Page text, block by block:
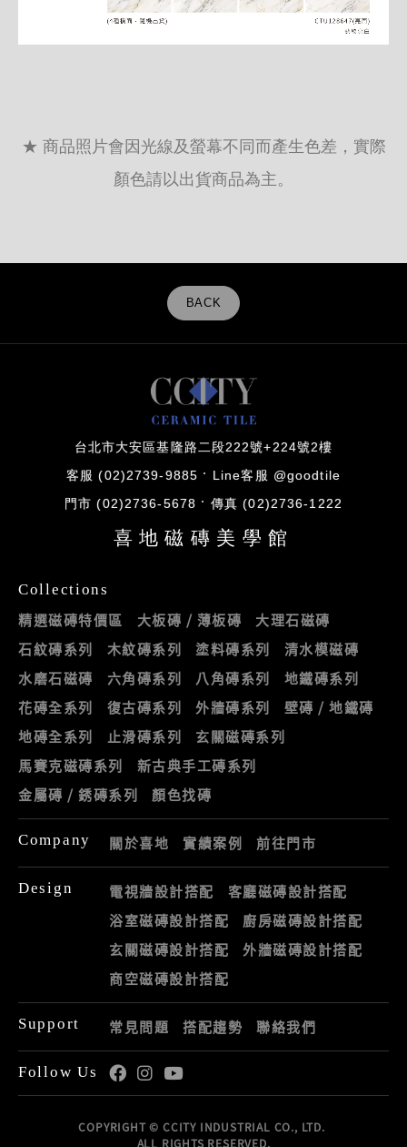
★ 商品照片會因光線及螢幕不同而產生色差，實際
顏色請以出貨商品為主。
BACK
台北市大安區基隆路二段222號+224號2樓
客服 (02)2739-9885 Line客服 @goodtile
門市 (02)2736-5678 傳真 (02)2736-1222
喜地磁磚美學館
Collections
精選磁磚特價區 大板磚 / 薄板磚
大理石磁磚
石紋磚系列
木紋磚系列 塗料磚系列
清水模磁磚
水磨石磁磚
六角磚系列 八角磚系列
地鐵磚系列
花磚全系列
復古磚系列 外牆磚系列
壁磚 / 地鐵磚
地磚全系列
止滑磚系列
玄關磁磚系列
馬賽克磁磚系列
新古典手工磚系列
金屬磚 / 銹磚系列
顏色找磚
Company 關於喜地 實績案例 前往門市
Design 電視牆設計搭配
客廳磁磚設計搭配
浴室磁磚設計搭配
廚房磁磚設計搭配
玄關磁磚設計搭配
外牆磁磚設計搭配
商空磁磚設計搭配
Support 常見問題 搭配趨勢 聯絡我們
Follow Us
COPYRIGHT © CCITY INDUSTRIAL CO., LTD.
ALL RIGHTS RESERVED.